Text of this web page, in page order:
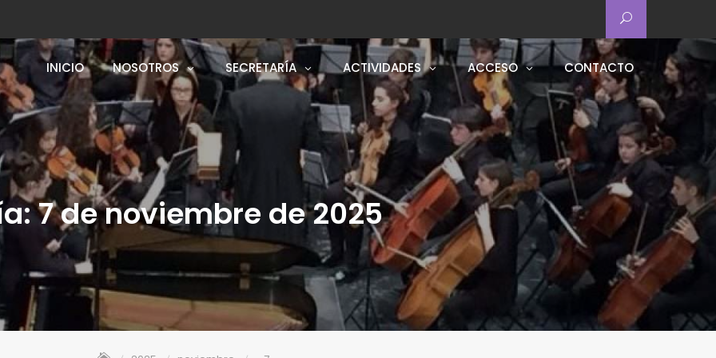
INICIO
NOSOTROS SECRETARÍA ACTIVIDADES ACCESO CONTACTO
7 de noviembre de 2025